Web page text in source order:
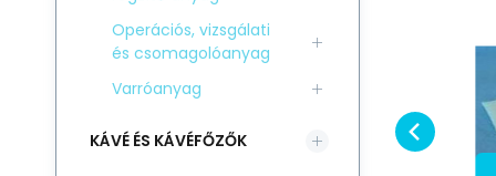
Betegtámasz 15
db/csomag. 60 x 90
Kód:i700_OBC006932
EAN:6971900990989
2 830HUF
Raktáron
Hasonlítsa össze
Operációs, vizsgálati
és csomagolóanyag
Varróanyag
KÁVÉ ÉS KÁVÉFŐZŐK